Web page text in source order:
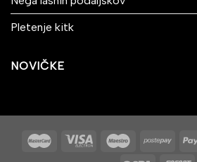
Pletenje kitk
NOVIČKE